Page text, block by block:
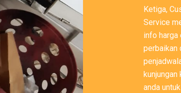
Ketiga,
Service
info
perbaikan
kunjungan
anda